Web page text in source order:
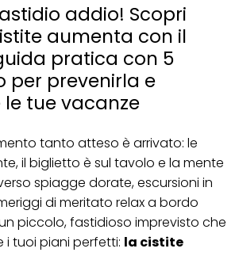
addio! Scopri
aumenta con il
pratica con 5
per prevenirla e
tue vacanze
tanto atteso è arrivato: le
il biglietto è sul tavolo e la mente
spiagge dorate, escursioni in
di meritato relax a bordo
piccolo, fastidioso imprevisto che
i tuoi piani perfetti: la cistite